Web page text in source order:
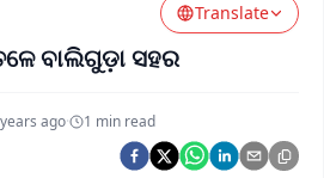
Swaad Odisha
Translate
ବାଲିଗୁଡ଼ା ସହର
ago· 1 min read